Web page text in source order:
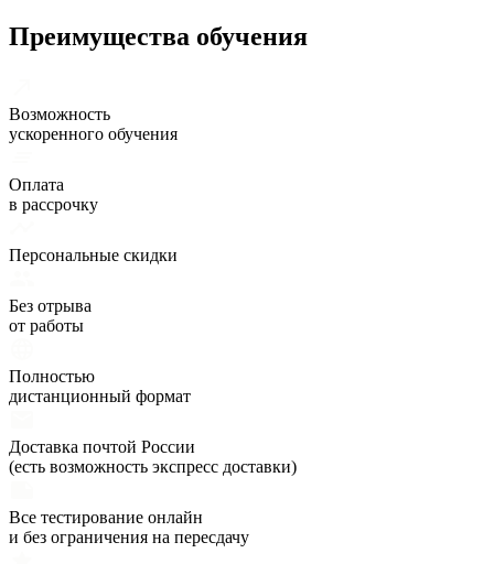
Преимущества обучения
Возможность
ускоренного обучения
Оплата
в рассрочку
Персональные скидки
Без отрыва
от работы
Полностью
дистанционный формат
Доставка почтой России
(есть возможность экспресс доставки)
Все тестирование онлайн
и без ограничения на пересдачу